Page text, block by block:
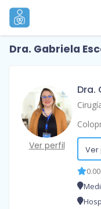
Dra. Gabriela
Ver perfil
Dra.
Ver
0.00